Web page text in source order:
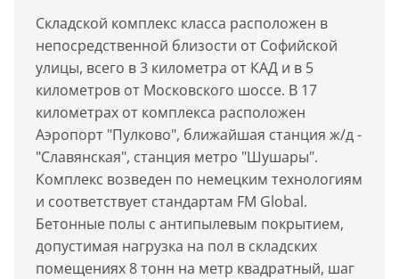
Складской комплекс класса расположен в
непосредственной близости от Софийской
улицы, всего в 3 километра от КАД и в 5
километров от Московского шоссе. В 17
километрах от комплекса расположен
Аэропорт "Пулково", ближайшая станция ж/д -
"Славянская", станция метро "Шушары".
Комплекс возведен по немецким технологиям
и соответствует стандартам FM Global.
Бетонные полы с антипылевым покрытием,
допустимая нагрузка на пол в складских
помещениях 8 тонн на метр квадратный, шаг